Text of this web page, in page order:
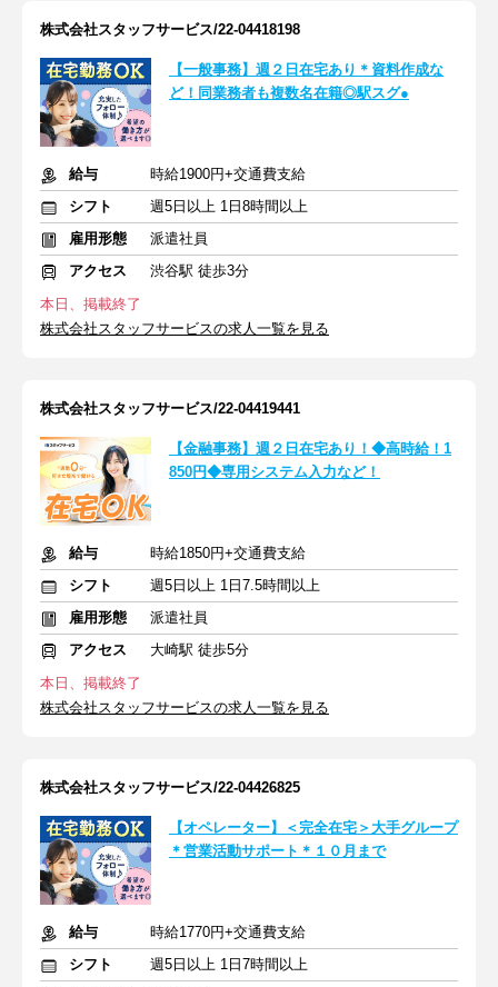
株式会社スタッフサービス/22-04418198
【一般事務】週２日在宅あり＊資料作成な
ど！同業務者も複数名在籍◎駅スグ●
給与
時給1900円+交通費支給
シフト
週5日以上 1日8時間以上
雇用形態
派遣社員
アクセス
渋谷駅 徒歩3分
本日、掲載終了
株式会社スタッフサービスの求人一覧を見る
株式会社スタッフサービス/22-04419441
【金融事務】週２日在宅あり！◆高時給！1
850円◆専用システム入力など！
給与
時給1850円+交通費支給
シフト
週5日以上 1日7.5時間以上
雇用形態
派遣社員
アクセス
大崎駅 徒歩5分
本日、掲載終了
株式会社スタッフサービスの求人一覧を見る
株式会社スタッフサービス/22-04426825
【オペレーター】＜完全在宅＞大手グループ
＊営業活動サポート＊１０月まで
給与
時給1770円+交通費支給
シフト
週5日以上 1日7時間以上